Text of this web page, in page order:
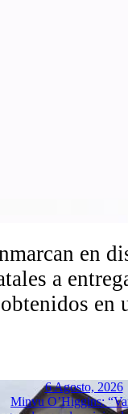
en
a
en
6 Agosto, 2026
Minvu O’Higgins: